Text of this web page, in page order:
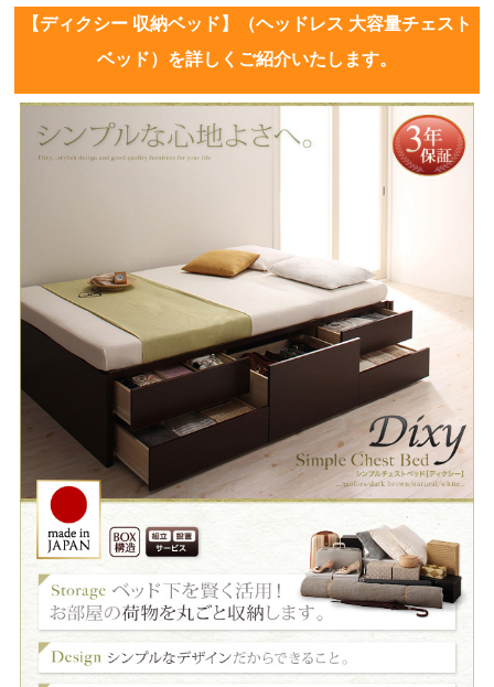
【ディクシー 収納ベッド】（ヘッドレス 大容量チェスト
ベッド）を詳しくご紹介いたします。